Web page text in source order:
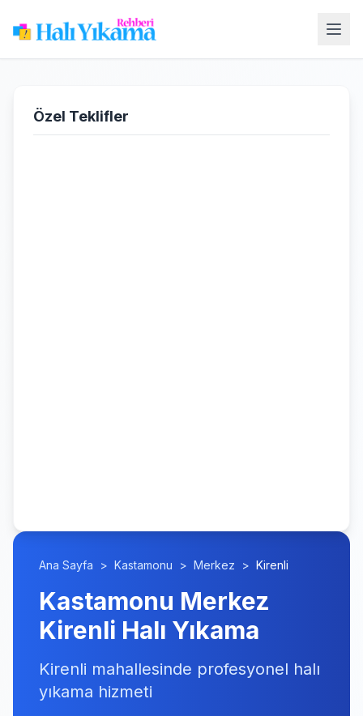
Özel Teklifler
Ana Sayfa > Kastamonu > Merkez > Kirenli
Kastamonu Merkez
Kirenli Halı Yıkama
Kirenli mahallesinde profesyonel halı
yıkama hizmeti